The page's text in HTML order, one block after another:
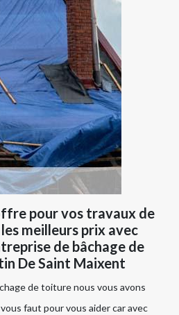
pour vos travaux de
meilleurs prix avec
de bâchage de
De Saint Maixent
de toiture nous vous avons
faut pour vous aider car avec